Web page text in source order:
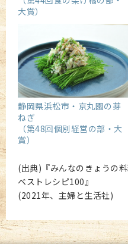
大賞）
静岡県浜松市・京丸園の芽
ねぎ
（第48回個別経営の部・大
賞）
(出典)『みんなのきょうの
ベストレシピ100』
(2021年、主婦と生活社)